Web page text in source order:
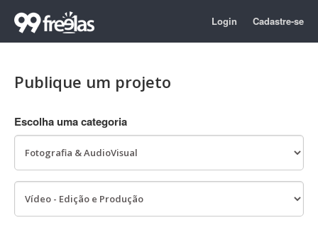
Login Cadastre-se
Publique um projeto
Escolha uma categoria